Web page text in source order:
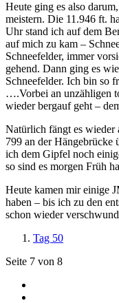
Heute ging es also
meistern. Die 11.946 ft.
Uhr stand ich auf dem
auf mich zu kam –
Schneefelder, immer
gehend. Dann ging es
Schneefelder. Ich bin so
….Vorbei an unzähligen
wieder bergauf geht –
Natürlich fängt es wieder
799 an der Hängebrücke
ich dem Gipfel noch
so sind es morgen Früh
Heute kamen mir einige
haben – bis ich zu den
schon wieder
Tag 50
Seite 7 von 8